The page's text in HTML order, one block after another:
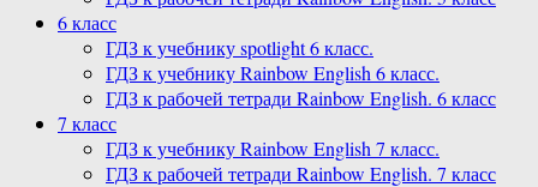
6 класс
ГДЗ к учебнику spotlight 6 класс.
ГДЗ к учебнику Rainbow English 6 класс.
ГДЗ к рабочей тетради Rainbow English. 6 класс
7 класс
ГДЗ к учебнику Rainbow English 7 класс.
ГДЗ к рабочей тетради Rainbow English. 7 класс